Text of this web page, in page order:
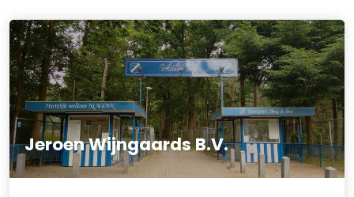
Jeroen Wijngaards B.V.